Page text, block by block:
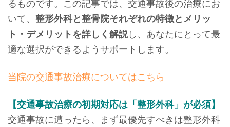
るものです。この記事では、交通事故後の治療にお
いて、 整形外科と整骨院それぞれの特徴とメリッ
ト・デメリットを詳しく解説し、あなたにとって最
適な選択ができるようサポートします。
当院の交通事故治療についてはこちら
【交通事故治療の初期対応は「整形外科」が必須】
交通事故に遭ったら、まず最優先すべきは整形外科